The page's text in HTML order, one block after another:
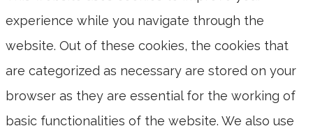
experience while you navigate through the
website. Out of these cookies, the cookies that
are categorized as necessary are stored on your
browser as they are essential for the working of
basic functionalities of the website. We also use